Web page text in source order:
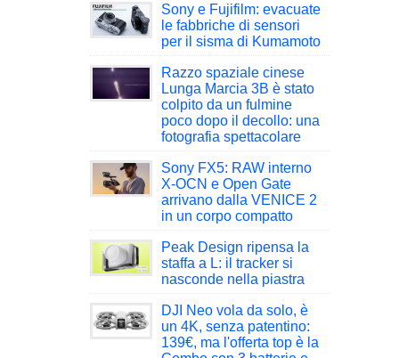
Sony e Fujifilm: evacuate
le fabbriche di sensori
per il sisma di Kumamoto
Razzo spaziale cinese
Lunga Marcia 3B è stato
colpito da un fulmine
poco dopo il decollo: una
fotografia spettacolare
Sony FX5: RAW interno
X-OCN e Open Gate
arrivano dalla VENICE 2
in un corpo compatto
Peak Design ripensa la
staffa a L: il tracker si
nasconde nella piastra
DJI Neo vola da solo, è
un 4K, senza patentino:
139€, ma l'offerta top è la